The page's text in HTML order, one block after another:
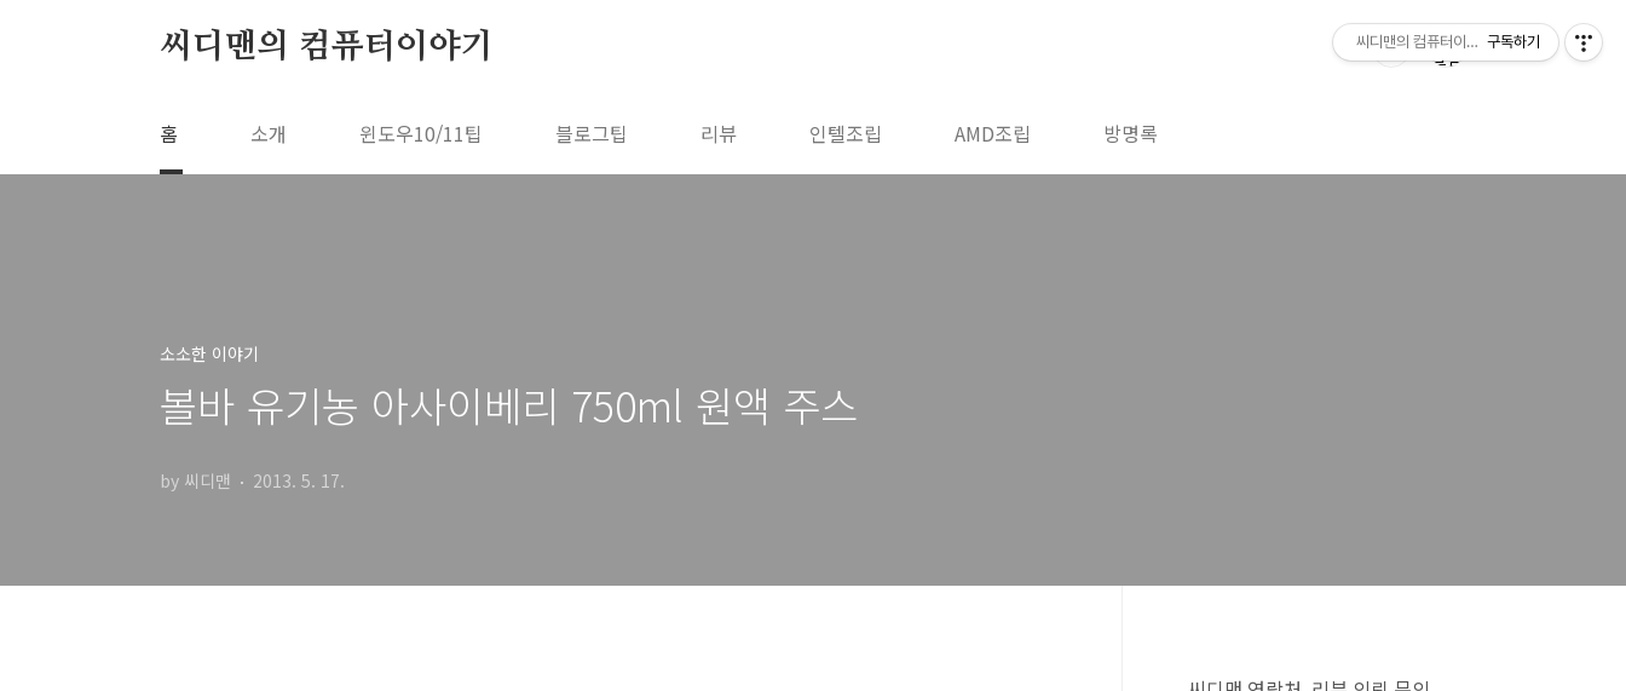
씨디맨의 컴퓨터이야기
홈 소개 윈도우10/11팁 블로그팁 리뷰 인텔조립 AMD조립 방명록
소소한 이야기
볼바 유기농 아사이베리 750ml 원액 주스
by 씨디맨 2013. 5. 17.
씨디맨의 컴퓨터이야기구독하기